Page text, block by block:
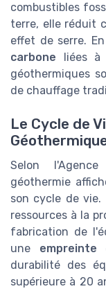
combustibles
terre, elle réduit
effet de serre.
carbone liées à
géothermiques
de chauffage
Le Cycle de
Selon
géothermie
son cycle de
ressources à la
fabrication de
une empreinte
durabilité des
supérieure à 20